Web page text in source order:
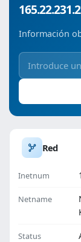
Información
Red
Inetnum
Netname
Status